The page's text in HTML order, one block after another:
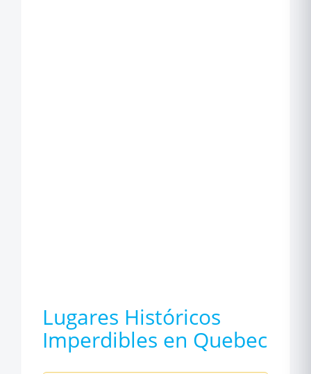
Lugares Históricos
Imperdibles en Quebec